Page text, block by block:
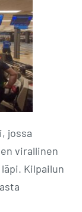
jossa
virallinen
Kilpailun